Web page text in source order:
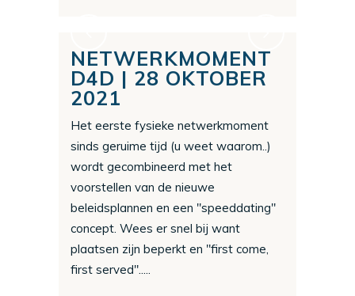
NETWERKMOMENT
D4D | 28 OKTOBER
2021
Het eerste fysieke netwerkmoment
sinds geruime tijd (u weet waarom..)
wordt gecombineerd met het
voorstellen van de nieuwe
beleidsplannen en een "speeddating"
concept. Wees er snel bij want
plaatsen zijn beperkt en "first come,
first served".....